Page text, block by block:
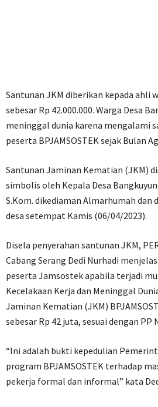
Santunan JKM diberikan kepada ahli
sebesar Rp 42.000.000. Warga Desa
meninggal dunia karena mengalami
peserta BPJAMSOSTEK sejak Bulan
Santunan Jaminan Kematian (JKM)
simbolis oleh Kepala Desa
S.Kom. dikediaman Almarhumah dan
desa setempat Kamis (06/04/2023).
Disela penyerahan santunan JKM,
Cabang Serang Dedi Nurhadi
peserta Jamsostek apabila terjadi
Kecelakaan Kerja dan Meninggal
Jaminan Kematian (JKM)
sebesar Rp 42 juta, sesuai dengan PP
“Ini adalah bukti kepedulian
program BPJAMSOSTEK terhadap
pekerja formal dan informal” kata